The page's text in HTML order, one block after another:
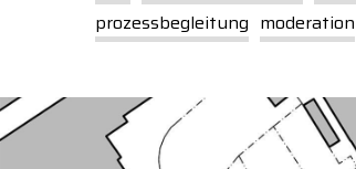
prozessbegleitung moderation